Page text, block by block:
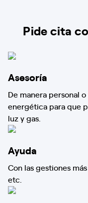
Pide cita
Asesoría
De manera personal
energética para que
luz y gas.
Ayuda
Con las gestiones
etc.